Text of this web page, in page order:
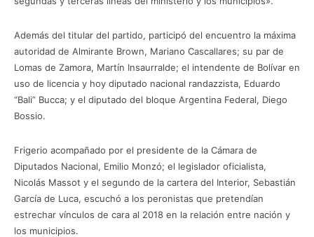
Además del titular del partido, participó del encuentro la máxima
autoridad de Almirante Brown, Mariano Cascallares; su par de
Lomas de Zamora, Martín Insaurralde; el intendente de Bolívar en
uso de licencia y hoy diputado nacional randazzista, Eduardo
“Bali” Bucca; y el diputado del bloque Argentina Federal, Diego
Bossio.
Frigerio acompañado por el presidente de la Cámara de
Diputados Nacional, Emilio Monzó; el legislador oficialista,
Nicolás Massot y el segundo de la cartera del Interior, Sebastián
García de Luca, escuchó a los peronistas que pretendían
estrechar vínculos de cara al 2018 en la relación entre nación y
los municipios.